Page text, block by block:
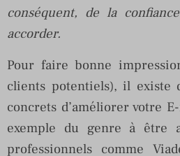
conséquent, de la
accorder.
Pour faire bonne
clients potentiels), il existe
concrets d’améliorer votre
exemple du genre à être
professionnels comme